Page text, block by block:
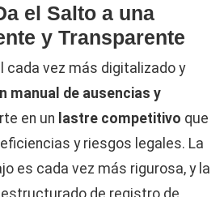
el Salto a una
y Transparente
cada vez más digitalizado y
manual de ausencias y
en un lastre competitivo que
y riesgos legales. La
es cada vez más rigurosa, y la
de registro de